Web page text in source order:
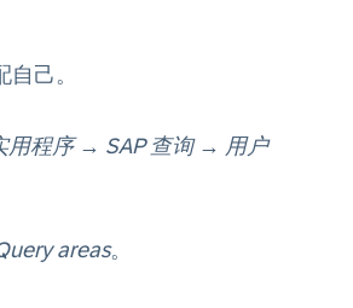
己。
用程序→ SAP 查询→ 用户
areas。